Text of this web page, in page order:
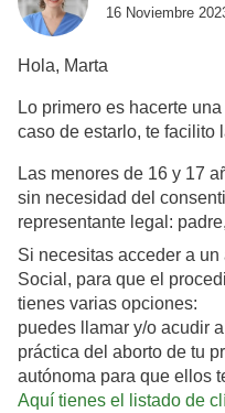
16 Noviembre
Hola, Marta
Lo primero es hacerte
caso de estarlo, te facilito
Las menores de 16 y 17
sin necesidad del
representante legal:
Si necesitas acceder a
Social, para que el
tienes varias opciones:
puedes llamar y/o acudir
práctica del aborto de tu
autónoma para que ellos
Aquí tienes el listado de